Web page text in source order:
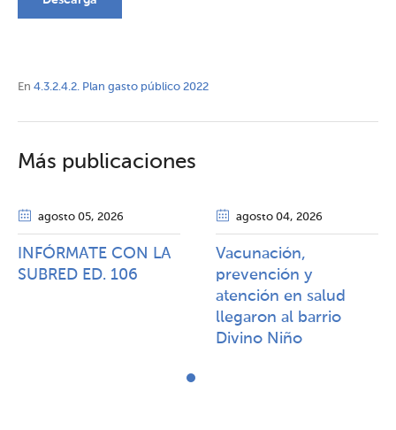
En 4.3.2.4.2. Plan gasto público 2022
Más publicaciones
agosto 05, 2026
INFÓRMATE CON LA
SUBRED ED. 106
agosto 04, 2026
Vacunación,
prevención y
atención en salud
llegaron al barrio
Divino Niño